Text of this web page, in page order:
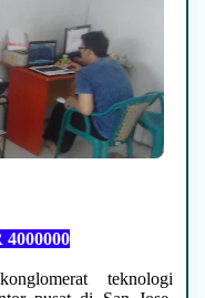
4000000
teknologi